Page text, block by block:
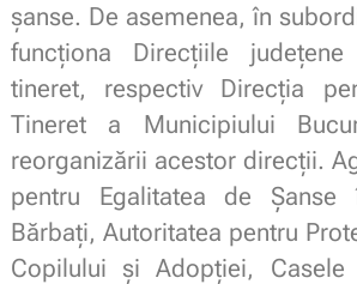
șanse. De asemenea, în
funcționa Direcțiile
tineret, respectiv Direcția
Tineret a Municipiului
reorganizării acestor direcții.
pentru Egalitatea de
Bărbați, Autoritatea pentru
Copilului și Adopției,